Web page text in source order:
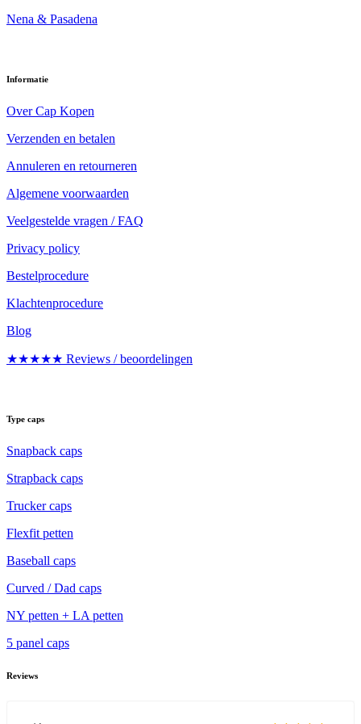
Nena & Pasadena
Informatie
Over Cap Kopen
Verzenden en betalen
Annuleren en retourneren
Algemene voorwaarden
Veelgestelde vragen / FAQ
Privacy policy
Bestelprocedure
Klachtenprocedure
Blog
★★★★★ Reviews / beoordelingen
Type caps
Snapback caps
Strapback caps
Trucker caps
Flexfit petten
Baseball caps
Curved / Dad caps
NY petten + LA petten
5 panel caps
Reviews